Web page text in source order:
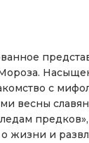
с
весны
жизни и